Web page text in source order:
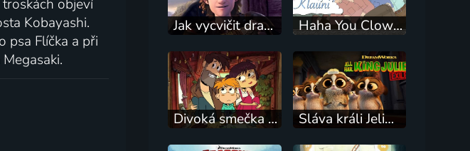
objeví
Kobayashi.
psa Flíčka a při
Jak vycvičit draky: Závod na hřeben Haha You Clowns
Divoká smečka Wylde-Pakových Sláva králi Jelimánovi: Ve vyhnanství